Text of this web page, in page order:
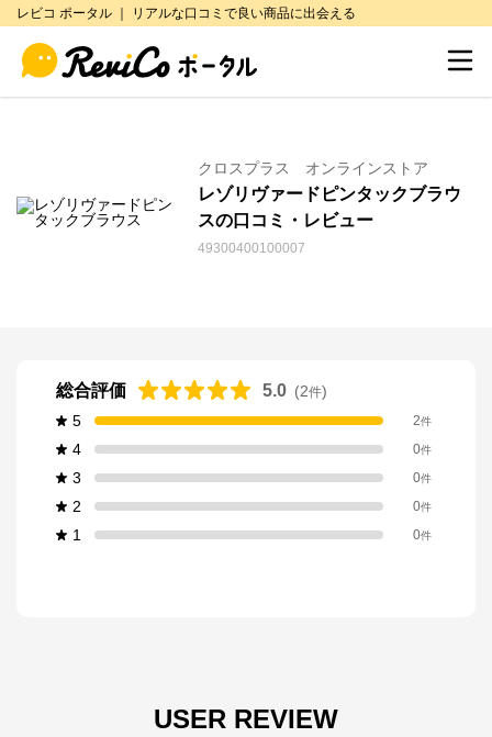
レビコ ポータル ｜ リアルな口コミで良い商品に出会える
クロスプラス オンラインストア
レゾリヴァードピンタックブラウ
スの口コミ・レビュー
49300400100007
総合評価 5.0 (2件)
5
2件
4 0件
3 0件
2 0件
1 0件
USER REVIEW